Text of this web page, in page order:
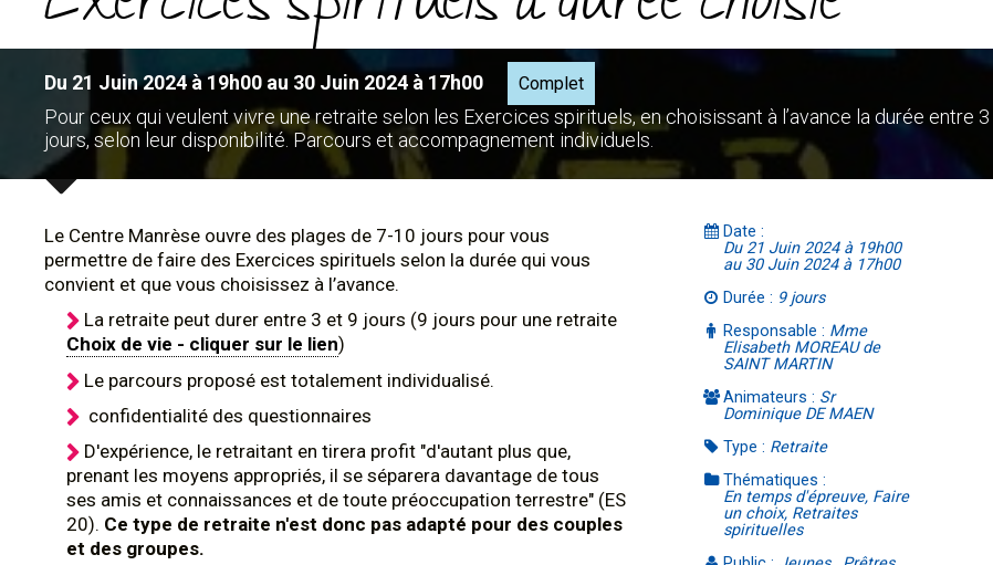
Du 21 Juin 2024 à 19h00 au 30 Juin 2024 à 17h00 Complet
Pour ceux qui veulent vivre une retraite selon les Exercices spirituels, en choisissant à l’avance la durée entre
jours, selon leur disponibilité. Parcours et accompagnement individuels.
Le Centre Manrèse ouvre des plages de 7-10 jours pour vous
permettre de faire des Exercices spirituels selon la durée qui vous
convient et que vous choisissez à l’avance.
La retraite peut durer entre 3 et 9 jours (9 jours pour une retraite
Choix de vie - cliquer sur le lien)
Le parcours proposé est totalement individualisé.
confidentialité des questionnaires
D'expérience, le retraitant en tirera profit "d'autant plus que,
prenant les moyens appropriés, il se séparera davantage de tous
ses amis et connaissances et de toute préoccupation terrestre" (ES
20). Ce type de retraite n'est donc pas adapté pour des couples
et des groupes.
Date :
Du 21 Juin 2024 à 19h00
au 30 Juin 2024 à 17h00
Durée : 9 jours
Responsable : Mme
Elisabeth MOREAU de
SAINT MARTIN
Animateurs : Sr
Dominique DE MAEN
Type : Retraite
Thématiques :
En temps d'épreuve, Faire
un choix, Retraites
spirituelles